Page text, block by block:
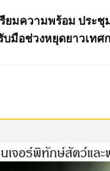
ยมความพร้อม ประชุ
บมือช่วงหยุดยาวเทศ